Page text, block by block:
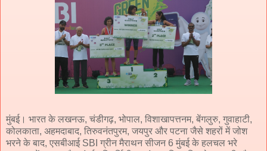
मुंबई। भारत के लखनऊ, चंडीगढ़, भोपाल, विशाखापत्तनम, बेंगलुरु, गुवाहाटी,
कोलकाता, अहमदाबाद, तिरुवनंतपुरम, जयपुर और पटना जैसे शहरों में जोश
भरने के बाद, एसबीआई SBI ग्रीन मैराथन सीजन 6 मुंबई के हलचल भरे